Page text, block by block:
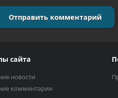
Отправить комментарий
сайта
новости
комментарии